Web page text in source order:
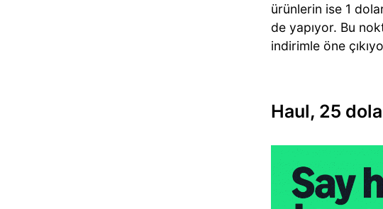
ürünlerin ise 1
de yapıyor. Bu
indirimle öne
Haul, 25